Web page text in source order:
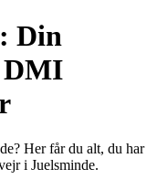
Din
DMI
Her får du alt, du har
i Juelsminde.